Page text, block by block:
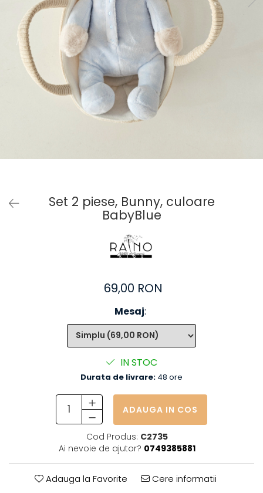
Baieti
Fetite
DE INVELIT/PERNE
FETITE
Bluze
Palton/Cape
Set 2 piese, Bunny, culoare
BabyBlue
69,00 RON
Mesaj:
IN STOC
Durata de livrare: 48 ore
ADAUGA IN COS
Cod Produs: C2735
Ai nevoie de ajutor? 0749385881
Adauga la Favorite Cere informatii